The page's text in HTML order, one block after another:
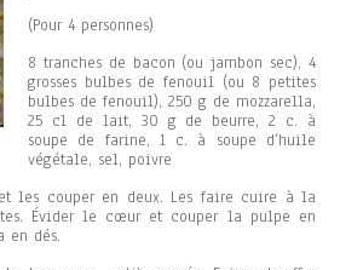
(Pour 4 personnes)
8 tranches de bacon (ou jambon sec), 4
grosses bulbes de fenouil (ou 8 petites
bulbes de fenouil), 250 g de mozzarella,
25 cl de lait, 30 g de beurre, 2 c. à
soupe de farine, 1 c. à soupe d’huile
végétale, sel, poivre
les couper en deux. Les faire cuire à la
Évider le cœur et couper la pulpe en
en dés.